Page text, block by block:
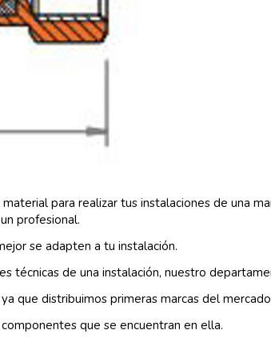
para realizar tus instalaciones de una
profesional.
se adapten a tu instalación.
técnicas de una instalación, nuestro
que distribuimos primeras marcas del
que se encuentran en ella.